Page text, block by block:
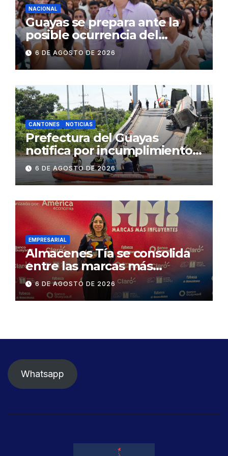
NACIONAL
Guayas se prepara ante la
posible ocurrencia del
fenómeno de El Niño:
Gobierno Nacional capacita a
2.500 jóvenes
6 DE AGOSTO DE 2026
CANTONES NOTICIAS
Prefectura del Guayas
notifica por incumplimiento
contractual a la
Concesionaria CONORTE y
exige celeridad en
desmontaje del puente
Gonzalo Icaza Cornejo, en
Daule
6 DE AGOSTO DE 2026
EMPRESARIAL
Almacenes Tía se consolida
entre las marcas más
influyentes del Ecuador
6 DE AGOSTO DE 2026
Whatsapp